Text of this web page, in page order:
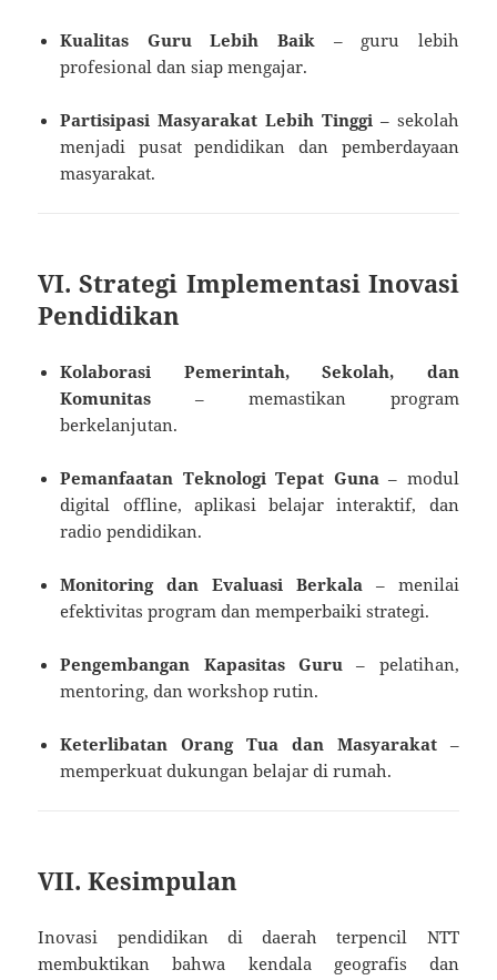
Kualitas Guru Lebih Baik – guru lebih
profesional dan siap mengajar.
Partisipasi Masyarakat Lebih Tinggi– sekolah
menjadi pusat pendidikan dan pemberdayaan
masyarakat.
VI. Strategi Implementasi Inovasi
Pendidikan
Kolaborasi Pemerintah, Sekolah, dan
Komunitas – memastikan program
berkelanjutan.
Pemanfaatan Teknologi Tepat Guna– modul
digital offline, aplikasi belajar interaktif, dan
radio pendidikan.
Monitoring dan Evaluasi Berkala– menilai
efektivitas program dan memperbaiki strategi.
Pengembangan Kapasitas Guru – pelatihan,
mentoring, dan workshop rutin.
Keterlibatan Orang Tua dan Masyarakat–
memperkuat dukungan belajar di rumah.
VII. Kesimpulan
Inovasi pendidikan di daerah terpencil NTT
membuktikan bahwa kendala geografis dan